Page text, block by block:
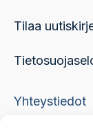
Tilaa
Yhteystiedot